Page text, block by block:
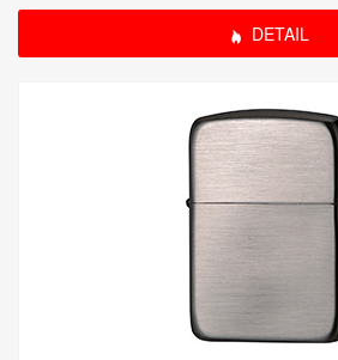
DETAIL